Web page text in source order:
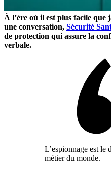
À l’ère où il est plus facile que
une conversation, Sécurité
de protection qui assure la
verbale.
L’espionnage est le
métier du monde.